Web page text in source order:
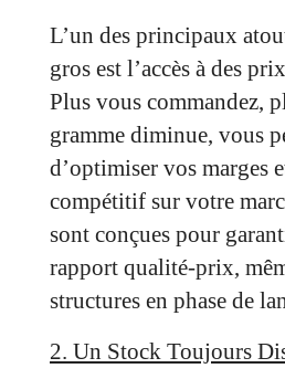
L’un des principaux
gros est l’accès à des
Plus vous commandez,
gramme diminue, vous
d’optimiser vos marges
compétitif sur votre
sont conçues pour
rapport qualité-prix,
structures en phase de
2. Un Stock Toujours